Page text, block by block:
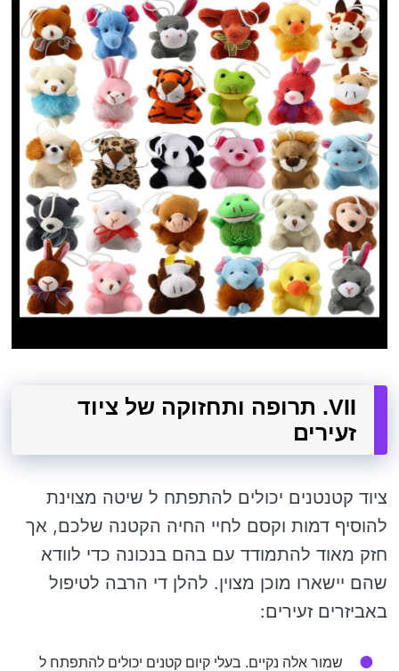
VII. תרופה ותחזוקה של ציוד
זעירים
ציוד קטנטנים יכולים להתפתח ל שיטה מצוינת
להוסיף דמות וקסם לחיי החיה הקטנה שלכם, אך
חזק מאוד להתמודד עם בהם בנכונה כדי לוודא
שהם יישארו מוכן מצוין. להלן די הרבה לטיפול
באביזרים זעירים:
שמור אלה נקיים. בעלי קיום קטנים יכולים להתפתח ל